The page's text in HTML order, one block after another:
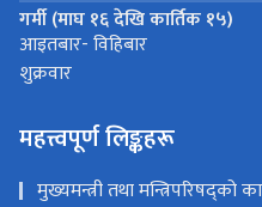
गर्मी (माघ १६ देखि कार्तिक १५)
आइतबार- विहिबार
शुक्रवार
महत्त्वपूर्ण लिङ्कहरू
मुख्यमन्त्री तथा मन्त्रिपरिषद्को